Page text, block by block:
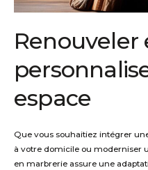
Renouveler
espace
Que vous souhaitiez intégrer
à votre domicile ou moderniser
en marbrerie assure une